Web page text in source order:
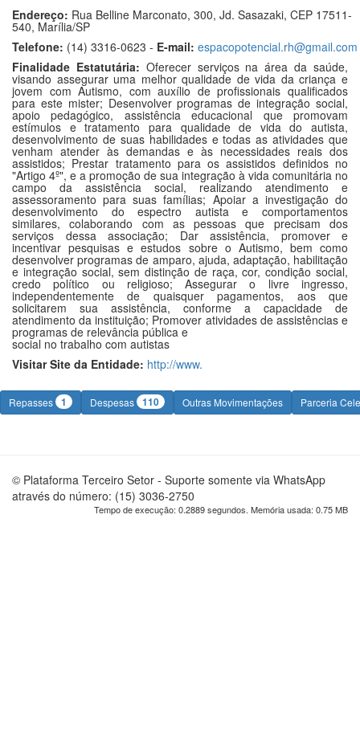
Endereço: Rua Belline Marconato, 300, Jd. Sasazaki, CEP 17511-
540, Marília/SP
Telefone: (14) 3316-0623 - E-mail: espacopotencial.rh@gmail.com
Finalidade Estatutária: Oferecer serviços na área da saúde,
visando assegurar uma melhor qualidade de vida da criança e
jovem com Autismo, com auxílio de profissionais qualificados
para este mister; Desenvolver programas de integração social,
apoio pedagógico, assistência educacional que promovam
estímulos e tratamento para qualidade de vida do autista,
desenvolvimento de suas habilidades e todas as atividades que
venham atender às demandas e às necessidades reais dos
assistidos; Prestar tratamento para os assistidos definidos no
"Artigo 4º", e a promoção de sua integração à vida comunitária no
campo da assistência social, realizando atendimento e
assessoramento para suas famílias; Apoiar a investigação do
desenvolvimento do espectro autista e comportamentos
similares, colaborando com as pessoas que precisam dos
serviços dessa associação; Dar assistência, promover e
incentivar pesquisas e estudos sobre o Autismo, bem como
desenvolver programas de amparo, ajuda, adaptação, habilitação
e integração social, sem distinção de raça, cor, condição social,
credo político ou religioso; Assegurar o livre ingresso,
independentemente de quaisquer pagamentos, aos que
solicitarem sua assistência, conforme a capacidade de
atendimento da instituição; Promover atividades de assistências e
programas de relevância pública e
social no trabalho com autistas
Visitar Site da Entidade: http://www.
Repasses 1 Despesas 110 Outras Movimentações Parceria
© Plataforma Terceiro Setor - Suporte somente via WhatsApp
através do número: (15) 3036-2750
Tempo de execução: 0.2889 segundos. Memória usada: 0.75 MB